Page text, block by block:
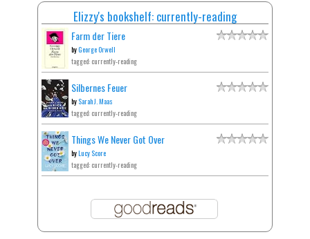
Elizzy's bookshelf: currently-reading
Farm der Tiere
byGeorge Orwell
tagged: currently-reading
Silbernes Feuer
by Sarah J. Maas
tagged: currently-reading
Things We Never Got Over
byLucy Score
tagged: currently-reading